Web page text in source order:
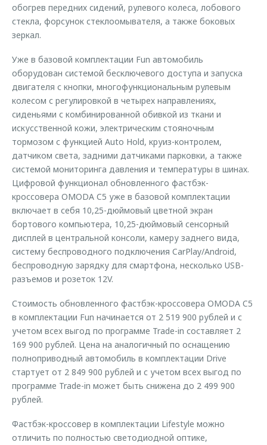
обогрев передних сидений, рулевого колеса, лобового
стекла, форсунок стеклоомывателя, а также боковых
зеркал.
Уже в базовой комплектации Fun автомобиль
оборудован системой бесключевого доступа и запуска
двигателя с кнопки, многофункциональным рулевым
колесом с регулировкой в четырех направлениях,
сиденьями с комбинированной обивкой из ткани и
искусственной кожи, электрическим стояночным
тормозом с функцией Auto Hold, круиз-контролем,
датчиком света, задними датчиками парковки, а также
системой мониторинга давления и температуры в шинах.
Цифровой функционал обновленного фастбэк-
кроссовера OMODA C5 уже в базовой комплектации
включает в себя 10,25-дюймовый цветной экран
бортового компьютера, 10,25-дюймовый сенсорный
дисплей в центральной консоли, камеру заднего вида,
систему беспроводного подключения CarPlay/Android,
беспроводную зарядку для смартфона, несколько USB-
разъемов и розеток 12V.
Стоимость обновленного фастбэк-кроссовера OMODA C5
в комплектации Fun начинается от 2 519 900 рублей и с
учетом всех выгод по программе Trade-in составляет 2
169 900 рублей. Цена на аналогичный по оснащению
полноприводный автомобиль в комплектации Drive
стартует от 2 849 900 рублей и с учетом всех выгод по
программе Trade-in может быть снижена до 2 499 900
рублей.
Фастбэк-кроссовер в комплектации Lifestyle можно
отличить по полностью светодиодной оптике,